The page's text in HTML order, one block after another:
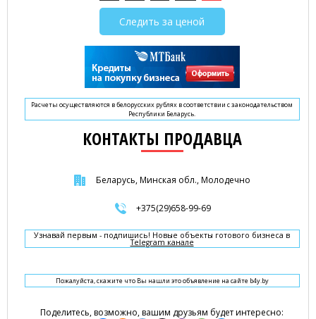
Следить за ценой
Расчеты осуществляются в белорусских рублях в соответствии с законодательством
Республики Беларусь.
КОНТАКТЫ ПРОДАВЦА
Беларусь, Минская обл., Молодечно
+375(29)658-99-69
Узнавай первым - подпишись! Новые объекты готового бизнеса в
Telegram канале
Пожалуйста, скажите что Вы нашли это объявление на сайте b4y.by
Поделитесь, возможно, вашим друзьям будет интересно: